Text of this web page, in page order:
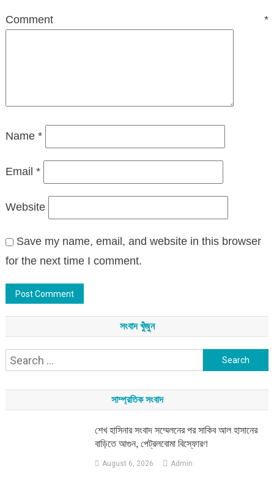
Comment*
Name *
Email *
Website
Save my name, email, and website in this browser
for the next time I comment.
সংবাদ খুঁজুন
Search
সাম্প্রতিক সংবাদ
শেখ হাসিনার সংবাদ সম্মেলনের পর সাকিব আল হাসানের
বাড়িতে আগুন, পেট্রলবোমা বিস্ফোরণ
August 6, 2026 Admin